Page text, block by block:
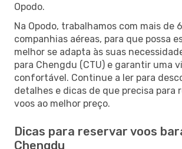
Opodo.
Na Opodo, trabalhamos com mais de
companhias aéreas, para que possa
melhor se adapta às suas
para Chengdu (CTU) e garantir uma
confortável. Continue a ler para
detalhes e dicas de que precisa para
voos ao melhor preço.
Dicas para reservar voos
Chengdu